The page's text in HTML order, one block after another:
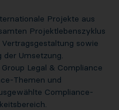
Projekte aus
Projektlebenszyklus
sowie
Umsetzung.
Legal & Compliance
Themen und
Compliance-